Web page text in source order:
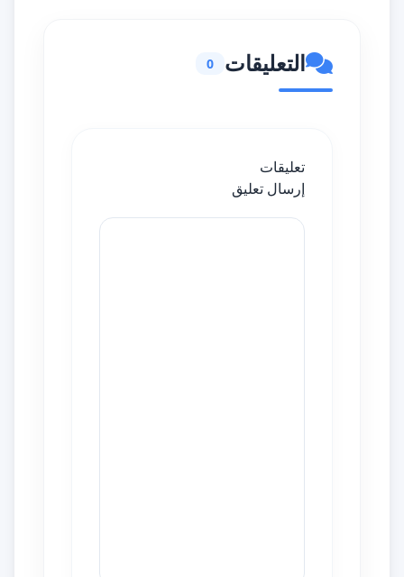
التعليقات 0
تعليقات
إرسال تعليق